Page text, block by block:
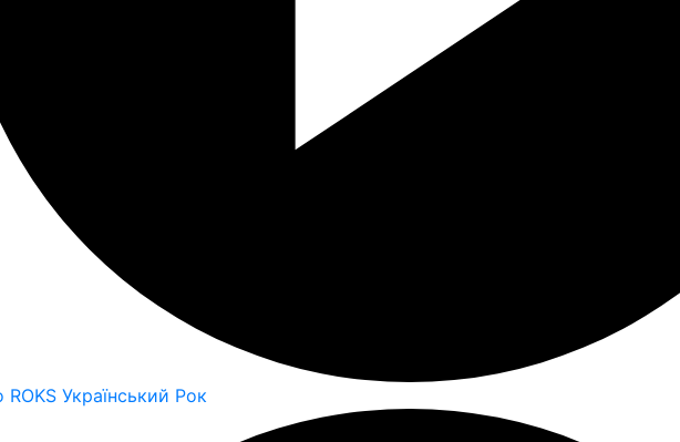
ROKS Український Рок